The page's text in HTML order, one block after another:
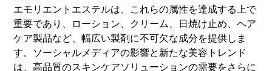
エモリエントエステルは、これらの属性を達成する上で
重要であり、ローション、クリーム、日焼け止め、ヘア
ケア製品など、幅広い製剤に不可欠な成分を提供しま
す。ソーシャルメディアの影響と新たな美容トレンド
は、高品質のスキンケアソリューションの需要をさらに